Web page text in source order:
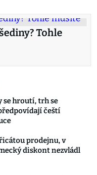
Tohle
se hroutí, trh se
čeští
prodejnu, v
diskont nezvládl